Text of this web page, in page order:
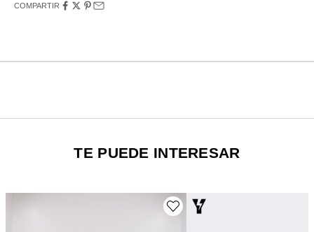
COMPARTIR
TE PUEDE INTERESAR